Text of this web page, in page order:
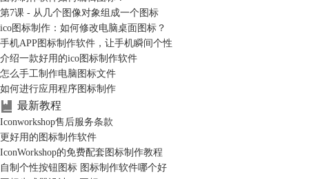
第7课 - 从几个图像对象组成一个图标
ico图标制作：如何修改电脑桌面图标？
手机APP图标制作软件，让手机瞬间个性
介绍一款好用的ico图标制作软件
怎么手工制作电脑图标文件
如何进行应用程序图标制作
最新教程
Iconworkshop售后服务条款
更好用的图标制作软件
IconWorkshop的免费配套图标制作教程
自制个性按钮图标 图标制作软件哪个好